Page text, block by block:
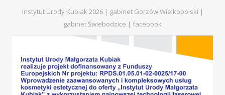
Instytut Urody Kubiak 2026 | gabinet Gorzów Wielkopolski |
gabinet Świebodzice | facebook